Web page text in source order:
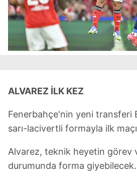
ALVAREZ İLK KEZ
Fenerbahçe'nin yeni transferi
sarı-lacivertli formayla ilk
Alvarez, teknik heyetin görev
durumunda forma giyebilecek.